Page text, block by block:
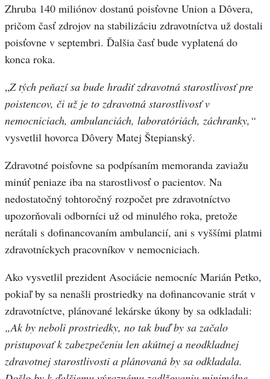
Zhruba 140 miliónov dostanú poisťovne Union a Dôvera,
pričom časť zdrojov na stabilizáciu zdravotníctva už dostali
poisťovne v septembri. Ďalšia časť bude vyplatená do
konca roka.
„Z tých peňazí sa bude hradiť zdravotná starostlivosť pre
poistencov, či už je to zdravotná starostlivosť v
nemocniciach, ambulanciách, laboratóriách, záchranky,“
vysvetlil hovorca Dôvery Matej Štepianský.
Zdravotné poisťovne sa podpísaním memoranda zaviažu
minúť peniaze iba na starostlivosť o pacientov. Na
nedostatočný tohtoročný rozpočet pre zdravotníctvo
upozorňovali odborníci už od minulého roka, pretože
nerátali s dofinancovaním ambulancií, ani s vyššími platmi
zdravotníckych pracovníkov v nemocniciach.
Ako vysvetlil prezident Asociácie nemocníc Marián Petko,
pokiaľ by sa nenašli prostriedky na dofinancovanie strát v
zdravotníctve, plánované lekárske úkony by sa odkladali:
„Ak by neboli prostriedky, no tak buď by sa začalo
pristupovať k zabezpečeniu len akútnej a neodkladnej
zdravotnej starostlivosti a plánovaná by sa odkladala.